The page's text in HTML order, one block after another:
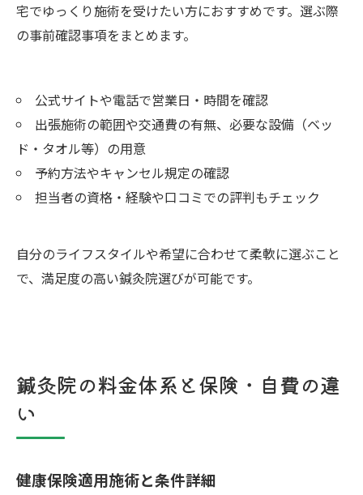
宅でゆっくり施術を受けたい方におすすめです。選ぶ際
の事前確認事項をまとめます。
公式サイトや電話で営業日・時間を確認
出張施術の範囲や交通費の有無、必要な設備（ベッ
ド・タオル等）の用意
予約方法やキャンセル規定の確認
担当者の資格・経験や口コミでの評判もチェック
自分のライフスタイルや希望に合わせて柔軟に選ぶこと
で、満足度の高い鍼灸院選びが可能です。
鍼灸院の料金体系と保険・自費の違
い
健康保険適用施術と条件詳細